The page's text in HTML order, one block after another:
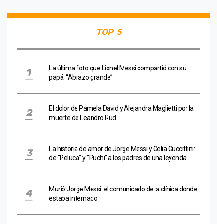
TOP 5
La última foto que Lionel Messi compartió con su
papá: “Abrazo grande”
El dolor de Pamela David y Alejandra Maglietti por la
muerte de Leandro Rud
La historia de amor de Jorge Messi y Celia Cuccittini:
de “Peluca” y “Puchi” a los padres de una leyenda
Murió Jorge Messi: el comunicado de la clínica donde
estaba internado